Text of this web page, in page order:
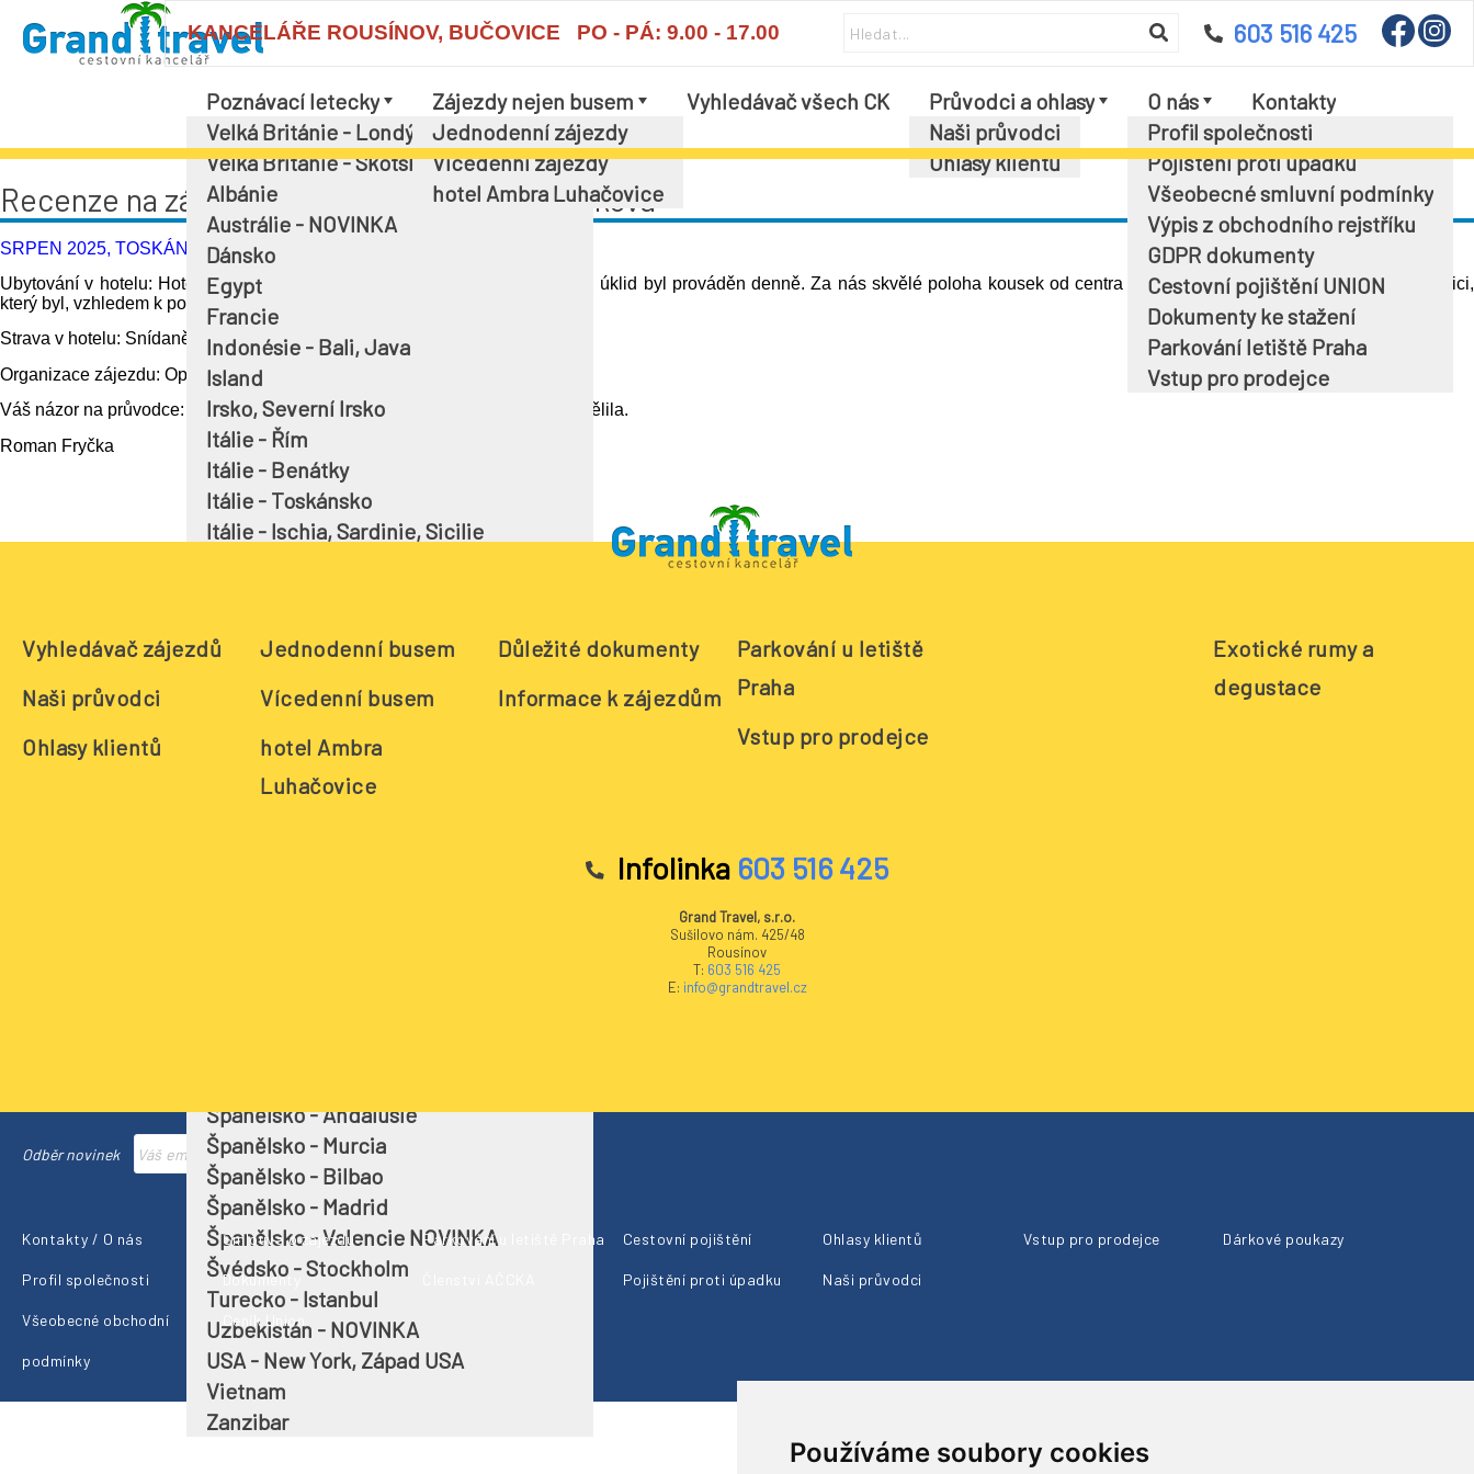
Používáme soubory cookies
KANCELÁŘE ROUSÍNOV, BUČOVICE PO - PÁ: 9.00 - 17.00 603 516 425
Poznávací letecky
Velká Británie - Londýn a okolí
Velká Británie - Skotsko
Albánie
Austrálie - NOVINKA
Dánsko
Egypt
Francie
Indonésie - Bali, Java
Island
Irsko, Severní Irsko
Itálie - Řím
Itálie - Benátky
Itálie - Toskánsko
Itálie - Ischia, Sardinie, Sicilie
Kanárské ostrovy - Tenerife, Lanzarote
Maledivy atol Thoddoo
Mexico
Norsko - Oslo
Španělsko - Andalusie
Španělsko - Murcia
Španělsko - Bilbao
Španělsko - Madrid
Španělsko - Valencie NOVINKA
Švédsko - Stockholm
Turecko - Istanbul
Uzbekistán - NOVINKA
USA - New York, Západ USA
Vietnam
Zanzibar
Zájezdy nejen busem
Jednodenní zájezdy
Vícedenní zájezdy
hotel Ambra Luhačovice
Vyhledávač všech CK
Průvodci a ohlasy
Naši průvodci
Ohlasy klientů
O nás
Profil společnosti
Pojištění proti úpadku
Všeobecné smluvní podmínky
Výpis z obchodního rejstříku
GDPR dokumenty
Cestovní pojištění UNION
Dokumenty ke stažení
Parkování letiště Praha
Vstup pro prodejce
Kontakty
Recenze na zájezd, průvodce Dagmar Havlíčková
SRPEN 2025, TOSKÁNSKO - FLORENCIE
Ubytování v hotelu: Hotel byl sice starší, ale úplně dostačoval. Všude čisto, úklid byl prováděn denně. Za nás skvělé poloha kousek od centra města. Jediným negativem byl hluk na ulici,
který byl, vzhledem k poloze hotelu u nádraží, očekávatelný.
Strava v hotelu: Snídaně super, výběr dostatečný a jídlo velmi dobré.
Organizace zájezdu: Opět na jedničku, jako vždy.
Váš názor na průvodce:
Průvodkyně s velkými znalostmi o které se ráda podělila.
Roman Fryčka
Vyhledávač zájezdů
Naši průvodci
Ohlasy klientů
Jednodenní busem
Vícedenní busem
hotel Ambra
Luhačovice
Důležité dokumenty
Informace k zájezdům
Parkování u letiště
Praha
Vstup pro prodejce
Exotické rumy a
degustace
Infolinka 603 516 425
Grand Travel, s.r.o.
Sušilovo nám. 425/48
Rousínov
T: 603 516 425
E: info@grandtravel.cz
Odběr novinek Přihlásit se
Kontakty / O nás
Profil společnosti
Všeobecné obchodní
podmínky
Smlouva o zájezdu
Dokumenty
Ceník Union
Parkování u letiště Praha Cestovní pojištění
Pojištění proti úpadku
Ohlasy klientů
Naši průvodci
Vstup pro prodejce Dárkové poukazy